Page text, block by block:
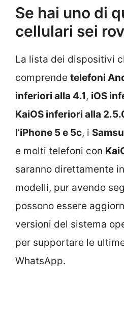
Se hai uno di
cellulari sei
La lista dei dispositivi
comprende telefoni
inferiori alla 4.1, iOS
KaiOS inferiori alla
l’iPhone 5 e 5c, i
e molti telefoni con
saranno direttamente
modelli, pur avendo
possono essere
versioni del sistema
per supportare le
WhatsApp.